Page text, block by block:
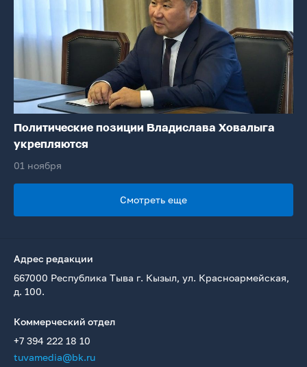
Политические позиции Владислава Ховалыга
укрепляются
01 ноября
Смотреть еще
Адрес редакции
667000 Республика Тыва г. Кызыл, ул. Красноармейская,
д. 100.
Коммерческий отдел
+7 394 222 18 10
tuvamedia@bk.ru